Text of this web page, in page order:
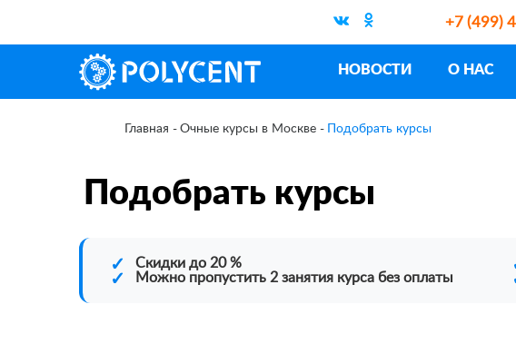
+7 (499)
НОВОСТИ О НАС
Главная Очные курсы в Москве Подобрать курсы
Подобрать курсы
✓ Скидки до 20 %
✓ Можно пропустить 2 занятия курса без оплаты